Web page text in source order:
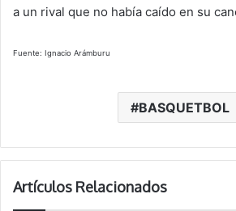
a un rival que no había caído en su
Fuente: Ignacio Arámburu
BASQUETBOL
Artículos Relacionados